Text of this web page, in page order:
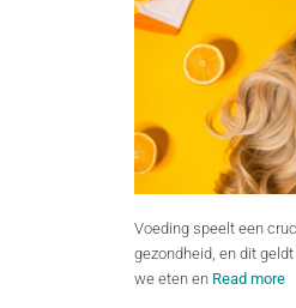
Voeding speelt een
gezondheid, en dit
we eten en Read more